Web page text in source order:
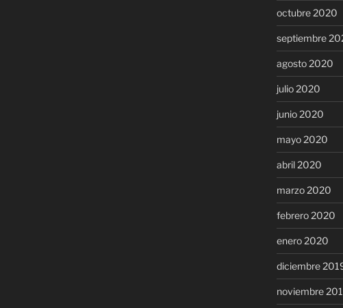
octubre 2020
septiembre
agosto 2020
julio 2020
junio 2020
mayo 2020
abril 2020
marzo 2020
febrero 2020
enero 2020
diciembre
noviembre